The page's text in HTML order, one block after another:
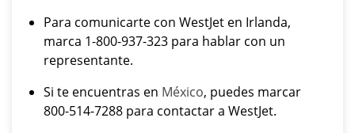
Para comunicarte con WestJet en Irlanda,
marca 1-800-937-323 para hablar con un
representante.
Si te encuentras en México, puedes marcar
800-514-7288 para contactar a WestJet.